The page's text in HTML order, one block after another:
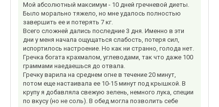
Мой абсолютный максимум - 10 дней гречневой диеты.
Было морально тяжело, но мне удалось полностью
завершить ее и потерять 7 кг.
Всего сложней дались последние 3 дня. Именно в эти
дни у меня начала ощущаться слабость, потеря сил,
испортилось настроение. Но как ни странно, голода нет.
Гречка богата крахмалом, углеводами, так что даже 100
граммами наедаешься до отвала.
Гречку варила на среднем огне в течение 20 минут,
потом еще настаивала ее 10-15 минут под крышкой. В
крупу я добавляла свежую зелень, немного лука, специи
по вкусу (но не соль). В обед могла позволить себе